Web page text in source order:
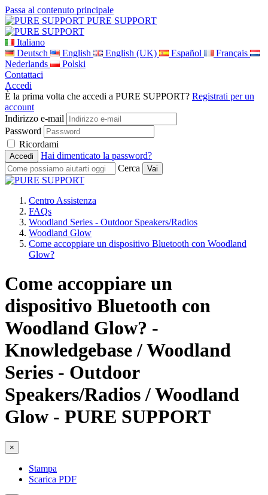
Passa al contenuto principale
PURE SUPPORT
Italiano
Deutsch
English English (UK) Español
Français
Nederlands
Polski
Contattaci
Accedi
È la prima volta che accedi a PURE SUPPORT? Registrati per un
account
Indirizzo e-mail
Password
Ricordami
Hai dimenticato la password?
Cerca
Centro Assistenza
FAQs
Woodland Series - Outdoor Speakers/Radios
Woodland Glow
Come accoppiare un dispositivo Bluetooth con Woodland
Glow?
Come accoppiare un
dispositivo Bluetooth con
Woodland Glow? -
Knowledgebase / Woodland
Series - Outdoor
Speakers/Radios / Woodland
Glow - PURE SUPPORT
×
Stampa
Scarica PDF